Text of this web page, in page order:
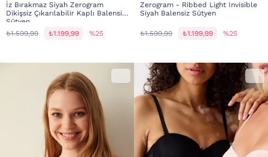
İz Bırakmaz Siyah Zerogram
Dikişsiz Çıkarılabilir Kaplı Balensiz
Sütyen
₺1.599,99
₺1.199,99 %25
Zerogram - Ribbed Light Invisible
Siyah Balensiz Sütyen
₺1.599,99 ₺1.199,99 %25